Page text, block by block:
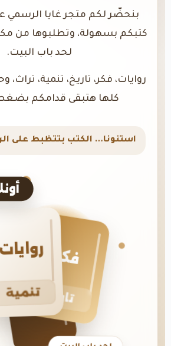
بنحضّر لكم متجر غايا الرسمي
كتبكم بسهولة، وتطلبوها من
لحد باب البيت.
روايات، فكر، تاريخ، تنمية، تراث،
كلها هتبقى قدامكم
استنونا… الكتب بتتظبط على
فكر
تاريخ
روايات
تنمية